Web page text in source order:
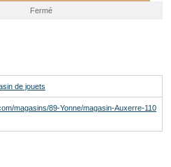
Fermé
de jouets
magasins/89-Yonne/magasin-Auxerre-110